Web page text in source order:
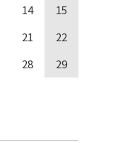
14
15
21
22
28
29